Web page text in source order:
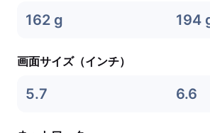
162 g 194
画面サイズ（インチ）
5.7 6.6